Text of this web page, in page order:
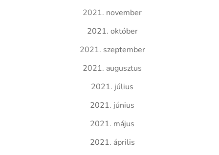
2021. november
2021. október
2021. szeptember
2021. augusztus
2021. július
2021. június
2021. május
2021. április